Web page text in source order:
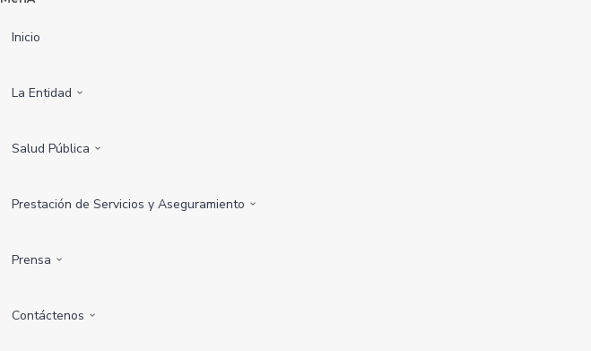
Inicio
La Entidad
Salud Pública
Prestación de Servicios y Aseguramiento
Prensa
Contáctenos